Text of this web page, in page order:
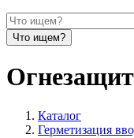
Каталог
Герметизация